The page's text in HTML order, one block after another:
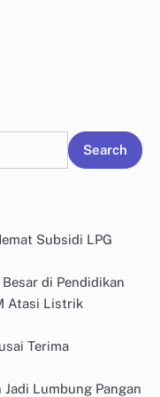
Search
Subsidi LPG
di Pendidikan
Atasi Listrik
Terima
Lumbung Pangan